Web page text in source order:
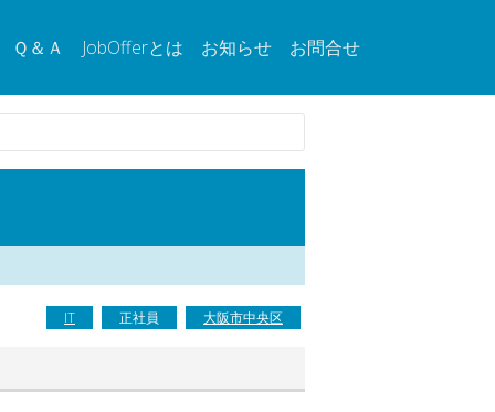
Ｑ＆Ａ JobOfferとは お知らせ お問合せ
IT 正社員 大阪市中央区